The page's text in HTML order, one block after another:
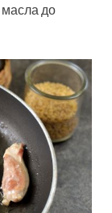
масла до